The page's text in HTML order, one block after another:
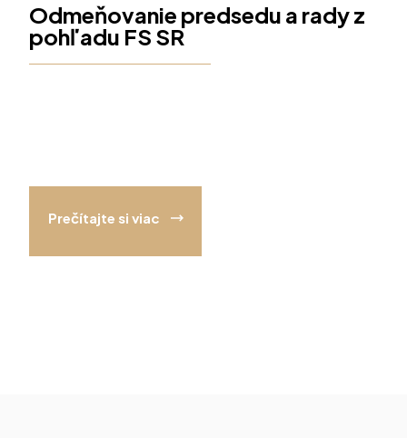
Odmeňovanie predsedu a rady z
pohľadu FS SR
Prečítajte si viac